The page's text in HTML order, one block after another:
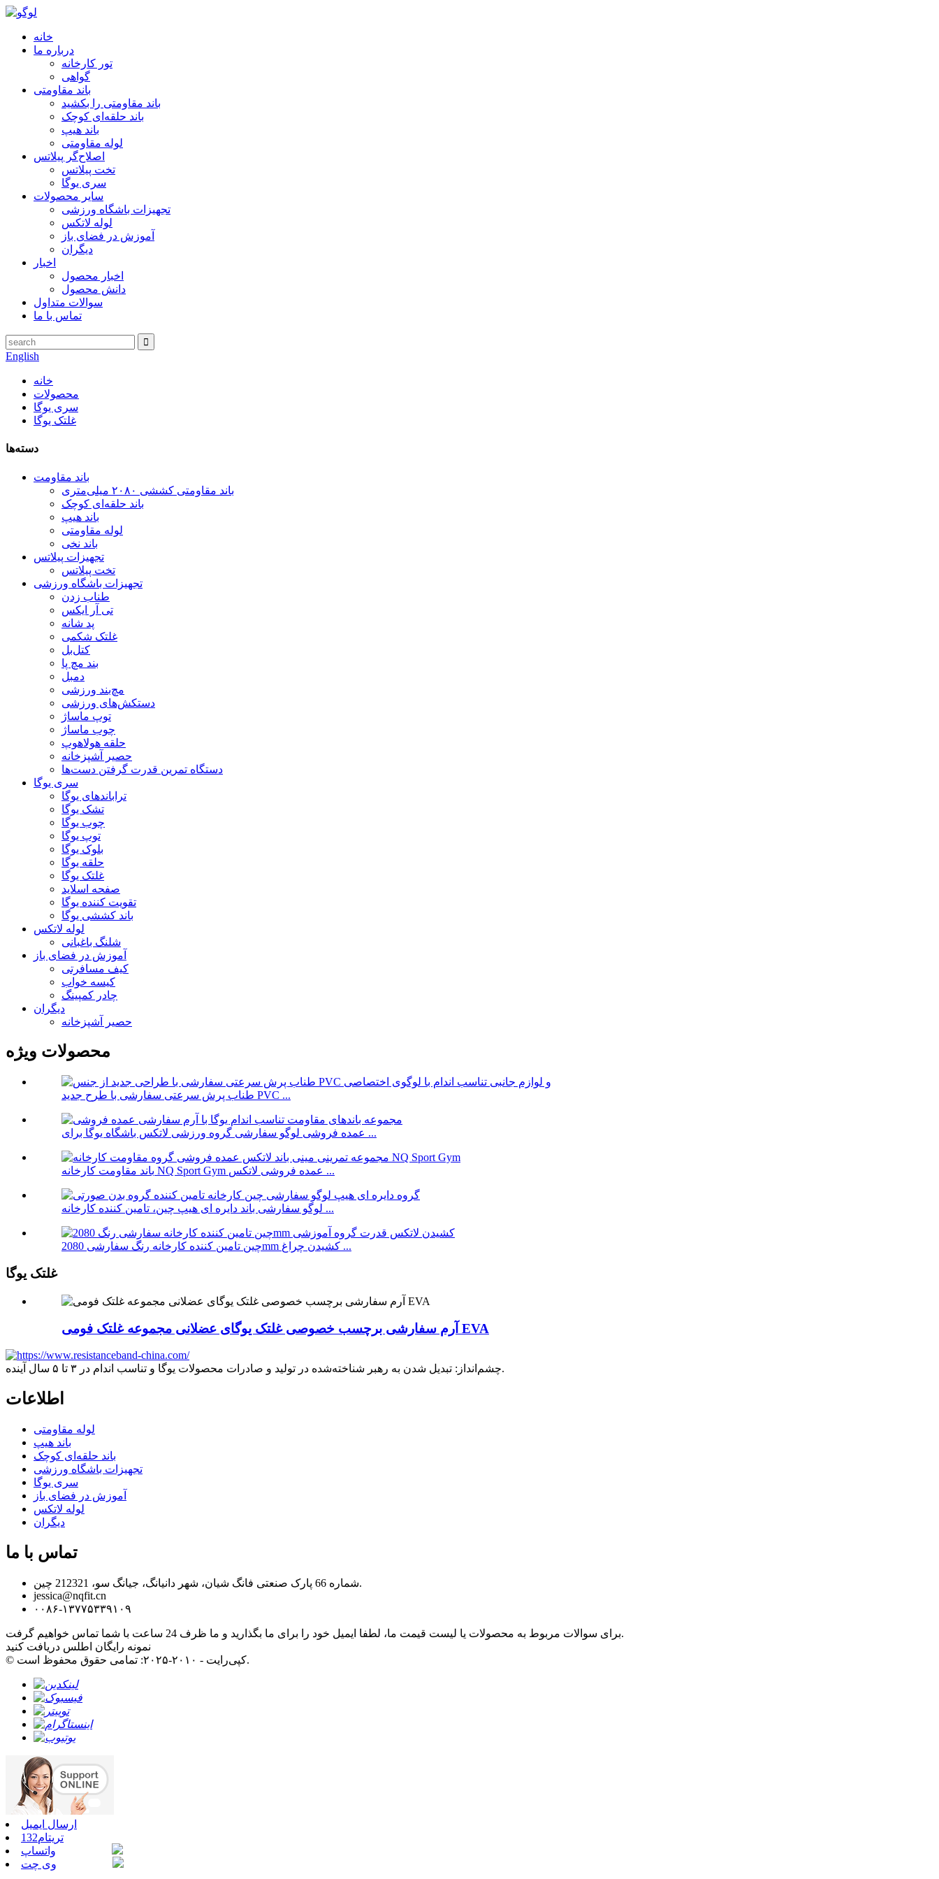
خانه
درباره ما
تور کارخانه
گواهی
باند مقاومتی
باند مقاومتی را بکشید
باند حلقه‌ای کوچک
باند هیپ
لوله مقاومتی
اصلاح‌گر پیلاتس
تخت پیلاتس
سری یوگا
سایر محصولات
تجهیزات باشگاه ورزشی
لوله لاتکس
آموزش در فضای باز
دیگران
اخبار
اخبار محصول
دانش محصول
سوالات متداول
تماس با ما
English
خانه
محصولات
سری یوگا
غلتک یوگا
دسته‌ها
باند مقاومت
باند مقاومتی کششی ۲۰۸۰ میلی‌متری
باند حلقه‌ای کوچک
باند هیپ
لوله مقاومتی
باند نخی
تجهیزات پیلاتس
تخت پیلاتس
تجهیزات باشگاه ورزشی
طناب زدن
تی آر ایکس
پد شانه
غلتک شکمی
کتل‌بل
بند مچ پا
دمبل
مچ‌بند ورزشی
دستکش‌های ورزشی
توپ ماساژ
چوب ماساژ
حلقه هولاهوپ
حصیر آشپزخانه
دستگاه تمرین قدرت گرفتن دست‌ها
سری یوگا
تراباندهای یوگا
تشک یوگا
چوب یوگا
توپ یوگا
بلوک یوگا
حلقه یوگا
غلتک یوگا
صفحه اسلاید
تقویت کننده یوگا
باند کششی یوگا
لوله لاتکس
شلنگ باغبانی
آموزش در فضای باز
کیف مسافرتی
کیسه خواب
چادر کمپینگ
دیگران
حصیر آشپزخانه
محصولات ویژه
طناب پرش سرعتی سفارشی با طرح جدید PVC ...
عمده فروشی لوگو سفارشی گروه ورزشی لاتکس باشگاه یوگا برای ...
باند مقاومت کارخانه NQ Sport Gym عمده فروشی لاتکس ...
لوگو سفارشی باند دایره ای هیپ چین، تامین کننده کارخانه ...
چین تامین کننده کارخانه رنگ سفارشی 2080mm کشیدن چراغ ...
غلتک یوگا
آرم سفارشی برچسب خصوصی غلتک یوگای عضلانی مجموعه غلتک فومی EVA
چشم‌انداز: تبدیل شدن به رهبر شناخته‌شده در تولید و صادرات محصولات یوگا و تناسب اندام در ۳ تا ۵ سال آینده.
اطلاعات
لوله مقاومتی
باند هیپ
باند حلقه‌ای کوچک
تجهیزات باشگاه ورزشی
سری یوگا
آموزش در فضای باز
لوله لاتکس
دیگران
تماس با ما
شماره 66 پارک صنعتی فانگ شیان، شهر دانیانگ، جیانگ سو، 212321 چین.
jessica@nqfit.cn
۰۰۸۶-۱۳۷۷۵۳۳۹۱۰۹
برای سوالات مربوط به محصولات یا لیست قیمت ما، لطفا ایمیل خود را برای ما بگذارید و ما ظرف 24 ساعت با شما تماس خواهیم گرفت.
نمونه رایگان اطلس دریافت کنید
© کپی‌رایت - ۲۰۱۰-۲۰۲۵: تمامی حقوق محفوظ است.
ارسال ایمیل
تریتام132
واتساپ
وی چت